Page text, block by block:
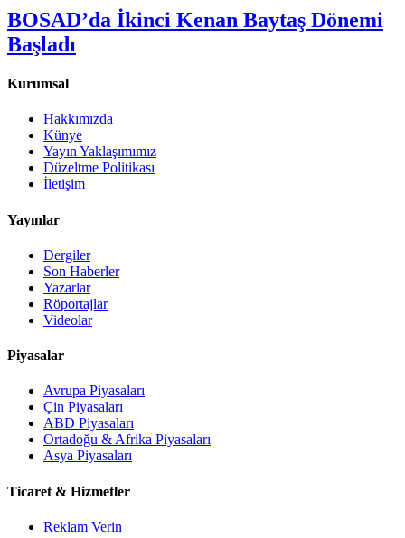
BOSAD’da İkinci Kenan Baytaş Dönemi
Başladı
Kurumsal
Hakkımızda
Künye
Yayın Yaklaşımımız
Düzeltme Politikası
İletişim
Yayınlar
Dergiler
Son Haberler
Yazarlar
Röportajlar
Videolar
Piyasalar
Avrupa Piyasaları
Çin Piyasaları
ABD Piyasaları
Ortadoğu & Afrika Piyasaları
Asya Piyasaları
Ticaret & Hizmetler
Reklam Verin